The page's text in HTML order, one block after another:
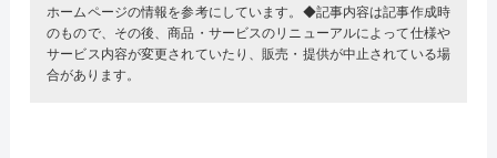
ホームページの情報を参考にしています。◆記事内容は記事作成時
のもので、その後、商品・サービスのリニューアルによって仕様や
サービス内容が変更されていたり、販売・提供が中止されている場
合があります。